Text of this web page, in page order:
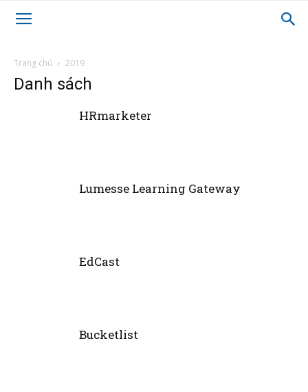
Trang chủ 2019
Danh sách
HRmarketer
Lumesse Learning Gateway
EdCast
Bucketlist